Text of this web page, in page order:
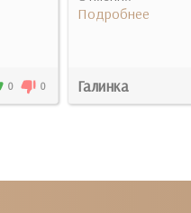
0 0
Подробнее
Галинка